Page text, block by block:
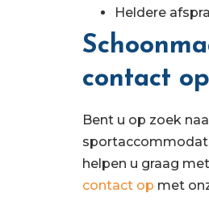
Heldere
contact
Bent u op zoek
helpen u graag
contact op met